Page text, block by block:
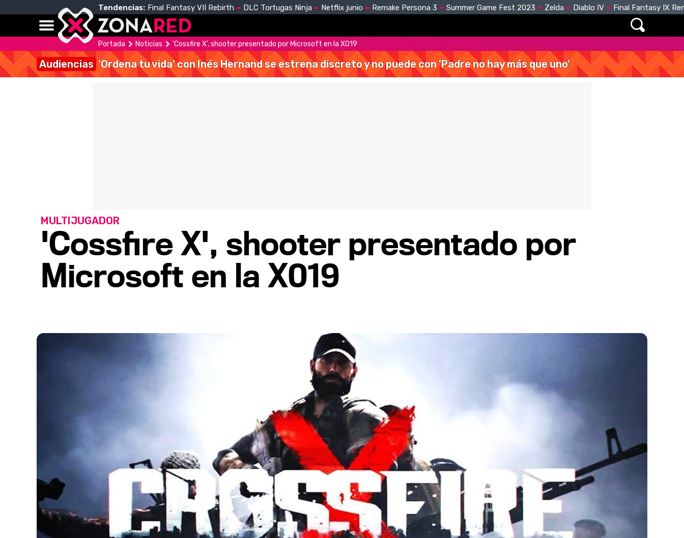
Tendencias: Final Fantasy VII Rebirth DLC Tortugas Ninja Netflix junio Remake Persona 3 Summer Game Fest 2023 Zelda Diablo IV Final Fantasy IX
Portada Noticias 'Cossfire X', shooter presentado por Microsoft en la X019
Audiencias 'Ordena tu vida' con Inés Hernand se estrena discreto y no puede con 'Padre no hay más que uno'
'Cossfire X', shooter presentado por
Microsoft en la X019
MULTIJUGADOR